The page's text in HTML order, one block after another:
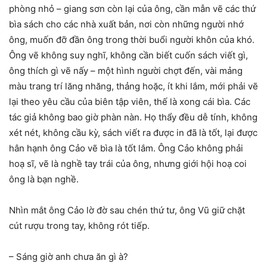
phòng nhỏ – giang sơn còn lại của ông, cần mẫn vẽ các thứ
bìa sách cho các nhà xuất bản, nơi còn những người nhớ
ông, muốn đỡ đần ông trong thời buổi người khôn của khó.
Ông vẽ không suy nghĩ, không cần biết cuốn sách viết gì,
ông thích gì vẽ nấy – một hình người chợt đến, vài mảng
màu trang trí lăng nhăng, thảng hoặc, ít khi lắm, mới phải vẽ
lại theo yêu cầu của biên tập viên, thế là xong cái bìa. Các
tác giả không bao giờ phàn nàn. Họ thẩy đều dễ tính, không
xét nét, không cầu kỳ, sách viết ra được in đã là tốt, lại được
hân hạnh ông Cảo vẽ bìa là tốt lắm. Ông Cảo không phải
hoạ sĩ, vẽ là nghề tay trái của ông, nhưng giới hội hoạ coi
ông là bạn nghề.
Nhìn mắt ông Cảo lờ đờ sau chén thứ tư, ông Vũ giữ chặt
cút rượu trong tay, không rót tiếp.
– Sáng giờ anh chưa ăn gì à?